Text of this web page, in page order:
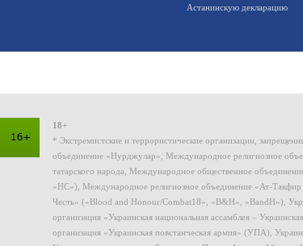
Астанинскую декларацию
18+
* Экстремистские и террористические организации,
объединение «Нурджулар», Международное религиозное
татарского народа, Международное общественное
«НС»), Международное религиозное объединение «Ат-
Честь» («Blood and Honour/Combat18», «B&H», «BandH»),
организация «Украинская национальная ассамблея –
организация «Украинская повстанческая армия» (УПА),